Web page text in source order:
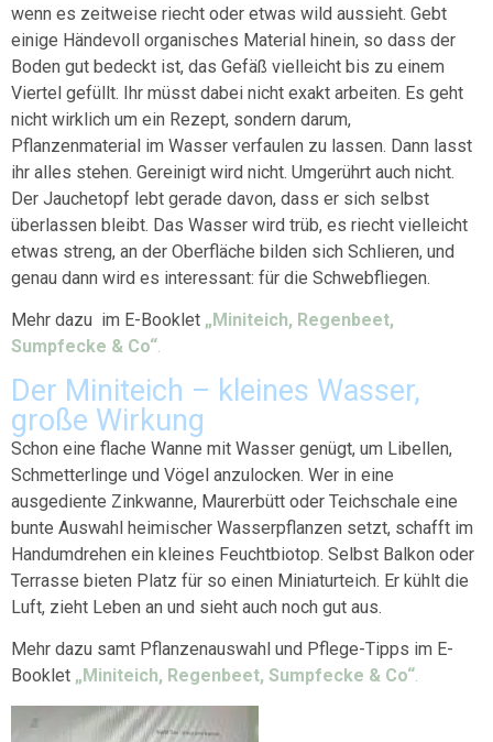
wenn es zeitweise riecht oder etwas wild aussieht. Gebt
einige Händevoll organisches Material hinein, so dass der
Boden gut bedeckt ist, das Gefäß vielleicht bis zu einem
Viertel gefüllt. Ihr müsst dabei nicht exakt arbeiten. Es geht
nicht wirklich um ein Rezept, sondern darum,
Pflanzenmaterial im Wasser verfaulen zu lassen. Dann lasst
ihr alles stehen. Gereinigt wird nicht. Umgerührt auch nicht.
Der Jauchetopf lebt gerade davon, dass er sich selbst
überlassen bleibt. Das Wasser wird trüb, es riecht vielleicht
etwas streng, an der Oberfläche bilden sich Schlieren, und
genau dann wird es interessant: für die Schwebfliegen.
Mehr dazu im E-Booklet „Miniteich, Regenbeet,
Sumpfecke & Co“.
Der Miniteich – kleines Wasser,
große Wirkung
Schon eine flache Wanne mit Wasser genügt, um Libellen,
Schmetterlinge und Vögel anzulocken. Wer in eine
ausgediente Zinkwanne, Maurerbütt oder Teichschale eine
bunte Auswahl heimischer Wasserpflanzen setzt, schafft im
Handumdrehen ein kleines Feuchtbiotop. Selbst Balkon oder
Terrasse bieten Platz für so einen Miniaturteich. Er kühlt die
Luft, zieht Leben an und sieht auch noch gut aus.
Mehr dazu samt Pflanzenauswahl und Pflege-Tipps im E-
Booklet „Miniteich, Regenbeet, Sumpfecke & Co“.